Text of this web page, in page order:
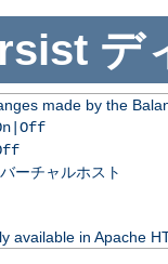
デ
made by the
ーチャルホスト
available in Apache